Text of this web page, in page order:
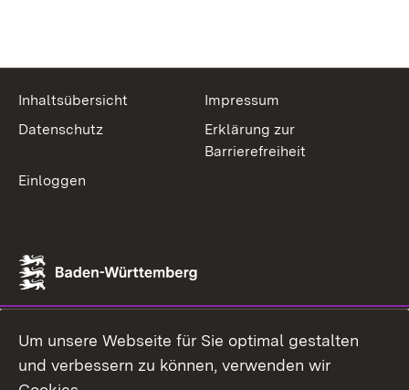
Inhaltsübersicht
Impressum
Datenschutz
Erklärung zur
Barrierefreiheit
Einloggen
Um unsere Webseite für Sie optimal gestalten
und verbessern zu können, verwenden wir